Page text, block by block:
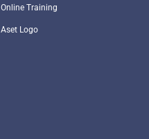
Online Training
Aset Logo